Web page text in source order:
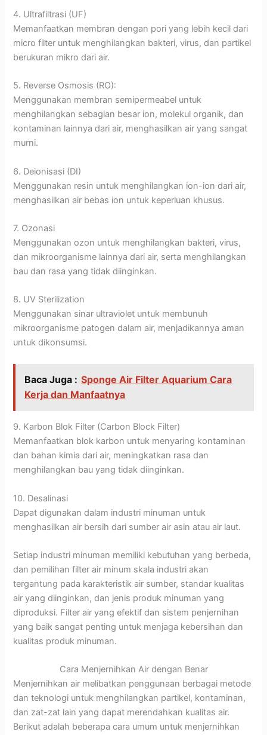
4. Ultrafiltrasi (UF)
Memanfaatkan membran dengan pori yang lebih kecil dari
micro filter untuk menghilangkan bakteri, virus, dan partikel
berukuran mikro dari air.
5. Reverse Osmosis (RO):
Menggunakan membran semipermeabel untuk
menghilangkan sebagian besar ion, molekul organik, dan
kontaminan lainnya dari air, menghasilkan air yang sangat
murni.
6. Deionisasi (DI)
Menggunakan resin untuk menghilangkan ion-ion dari air,
menghasilkan air bebas ion untuk keperluan khusus.
7. Ozonasi
Menggunakan ozon untuk menghilangkan bakteri, virus,
dan mikroorganisme lainnya dari air, serta menghilangkan
bau dan rasa yang tidak diinginkan.
8. UV Sterilization
Menggunakan sinar ultraviolet untuk membunuh
mikroorganisme patogen dalam air, menjadikannya aman
untuk dikonsumsi.
Baca Juga : Sponge Air Filter Aquarium Cara
Kerja dan Manfaatnya
9. Karbon Blok Filter (Carbon Block Filter)
Memanfaatkan blok karbon untuk menyaring kontaminan
dan bahan kimia dari air, meningkatkan rasa dan
menghilangkan bau yang tidak diinginkan.
10. Desalinasi
Dapat digunakan dalam industri minuman untuk
menghasilkan air bersih dari sumber air asin atau air laut.
Setiap industri minuman memiliki kebutuhan yang berbeda,
dan pemilihan filter air minum skala industri akan
tergantung pada karakteristik air sumber, standar kualitas
air yang diinginkan, dan jenis produk minuman yang
diproduksi. Filter air yang efektif dan sistem penjernihan
yang baik sangat penting untuk menjaga kebersihan dan
kualitas produk minuman.
Cara Menjernihkan Air dengan Benar
Menjernihkan air melibatkan penggunaan berbagai metode
dan teknologi untuk menghilangkan partikel, kontaminan,
dan zat-zat lain yang dapat merendahkan kualitas air.
Berikut adalah beberapa cara umum untuk menjernihkan